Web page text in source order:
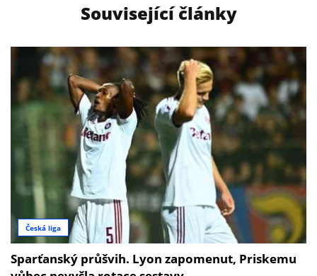
Související články
Česká liga
Sparťanský průšvih. Lyon zapomenut, Priskemu